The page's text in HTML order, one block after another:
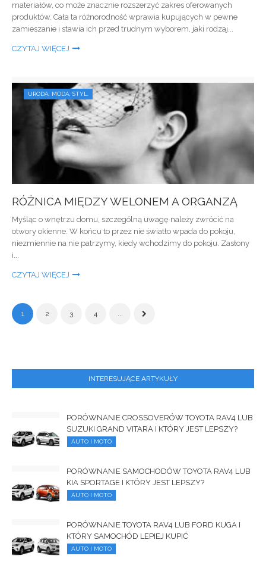
materiałów, co może znacznie rozszerzyć zakres oferowanych
produktów. Cała ta różnorodność wprawia kupujących w pewne
zamieszanie i stawia ich przed trudnym wyborem, jaki rodzaj...
CZYTAJ WIĘCEJ
URODA, MODA, STYL.
RÓŻNICA MIĘDZY WELONEM A ORGANZĄ
Myśląc o wnętrzu domu, szczególną uwagę należy zwrócić na
otwory okienne. W końcu to przez nie światło wpada do pokoju,
niezmiennie na nie patrzymy, kiedy wchodzimy do pokoju. Zasłony
i...
CZYTAJ WIĘCEJ
1 2 3 4 ...
INTERESUJĄCE ARTYKUŁY
PORÓWNANIE CROSSOVERÓW TOYOTA RAV4 LUB
SUZUKI GRAND VITARA I KTÓRY JEST LEPSZY?
AUTO I MOTO
PORÓWNANIE SAMOCHODÓW TOYOTA RAV4 LUB
KIA SPORTAGE I KTÓRY JEST LEPSZY?
AUTO I MOTO
PORÓWNANIE TOYOTA RAV4 LUB FORD KUGA I
KTÓRY SAMOCHÓD LEPIEJ KUPIĆ
AUTO I MOTO